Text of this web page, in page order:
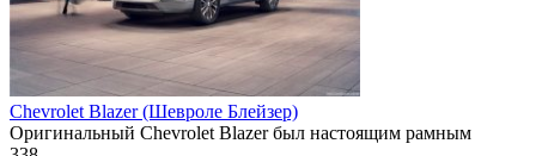
Chevrolet Blazer (Шевроле Блейзер)
Оригинальный Chevrolet Blazer был настоящим рамным